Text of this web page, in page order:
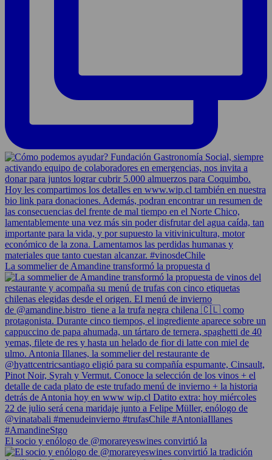
La sommelier de Amandine transformó la propuesta d
El socio y enólogo de @morareyeswines convirtió la